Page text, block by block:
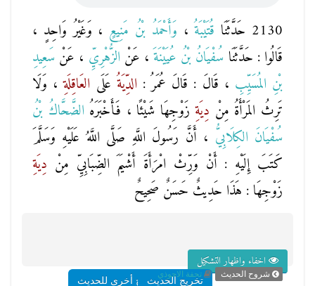
2130 حَدَّثَنَا قُتَيْبَةُ ، وَأَحْمَدُ بْنُ مَنِيعٍ ، وَغَيْرُ وَاحِدٍ ،
قَالُوا : حَدَّثَنَا سُفْيَانُ بْنُ عُيَيْنَةَ ، عَنْ الزُّهْرِيِّ ، عَنْ سَعِيدِ
بْنِ المُسَيِّبِ ، قَالَ : قَالَ عُمَرُ : الدِّيَةُ عَلَى العَاقِلَةِ ، وَلَا
تَرِثُ المَرْأَةُ مِنْ دِيَةِ زَوْجِهَا شَيْئًا ، فَأَخْبَرَهُ الضَّحَّاكُ بْنُ
سُفْيَانَ الكِلَابِيُّ ، أَنَّ رَسُولَ اللَّهِ صَلَّى اللَّهُ عَلَيْهِ وَسَلَّمَ
كَتَبَ إِلَيْهِ : أَنْ وَرِّثْ امْرَأَةَ أَشْيَمَ الضِّبَابِيِّ مِنْ دِيَةِ
زَوْجِهَا : هَذَا حَدِيثٌ حَسَنٌ صَحِيحٌ
اخفاء واظهار التشكيل
تخريج الحديثشروح أخرى للحديث
شروح الحديث تحفة الاحوذي